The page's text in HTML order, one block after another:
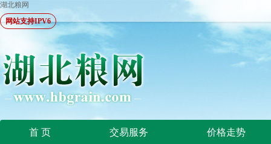
湖北粮网
网站支持IPV6
首 页 交易服务 价格走势